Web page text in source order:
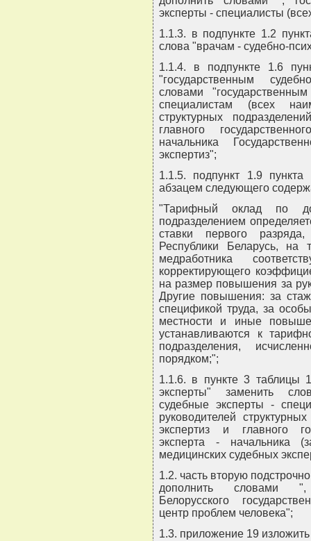
эксперты - специалисты
1.1.3. в подпункте 1.2
слова "врачам - судебно-
1.1.4. в подпункте 1.6
"государственным
словами
специалистам (всех
структурных
главного
начальника
экспертиз";
1.1.5. подпункт 1.9
абзацем следующего
"Тарифный оклад по
подразделением
ставки первого
Республики Беларусь,
медработника
корректирующего
на размер повышения за
Другие повышения: за
спецификой труда, за
местности и иные
устанавливаются к
подразделения,
порядком;";
1.1.6. в пункте 3 таблицы
эксперты" заменить
судебные эксперты -
руководителей
экспертиз и главного
эксперта - начальника
медицинских судебных
1.2. часть вторую
дополнить словами ",
Белорусского
центр проблем человека";
1.3. приложение 19